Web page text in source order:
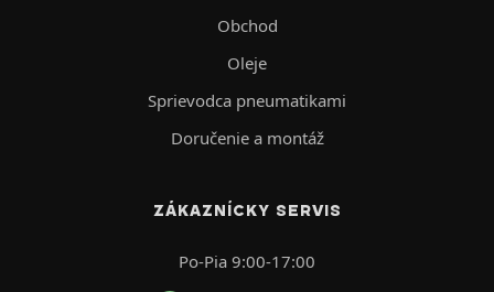
Obchod
Oleje
Sprievodca pneumatikami
Doručenie a montáž
ZÁKAZNÍCKY SERVIS
Po-Pia 9:00-17:00